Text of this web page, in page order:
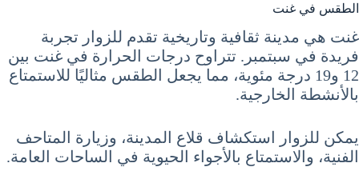
الطقس في غنت
غنت هي مدينة ثقافية وتاريخية تقدم للزوار تجربة
فريدة في سبتمبر. تتراوح درجات الحرارة في غنت بين
12 و19 درجة مئوية، مما يجعل الطقس مثاليًا للاستمتاع
بالأنشطة الخارجية.
يمكن للزوار استكشاف قلاع المدينة، وزيارة المتاحف
الفنية، والاستمتاع بالأجواء الحيوية في الساحات العامة.